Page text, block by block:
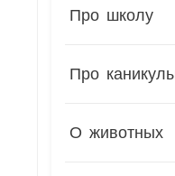
Про школу
Про
О животных